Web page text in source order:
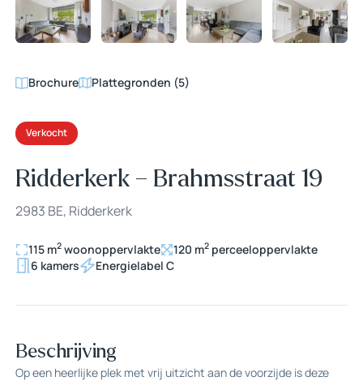
Brochure Plattegronden (5)
Verkocht
Ridderkerk – Brahmsstraat 19
2983 BE, Ridderkerk
115 m2 woonoppervlakte 120 m2 perceeloppervlakte
6 kamers
Energielabel C
Beschrijving
Op een heerlijke plek met vrij uitzicht aan de voorzijde is deze